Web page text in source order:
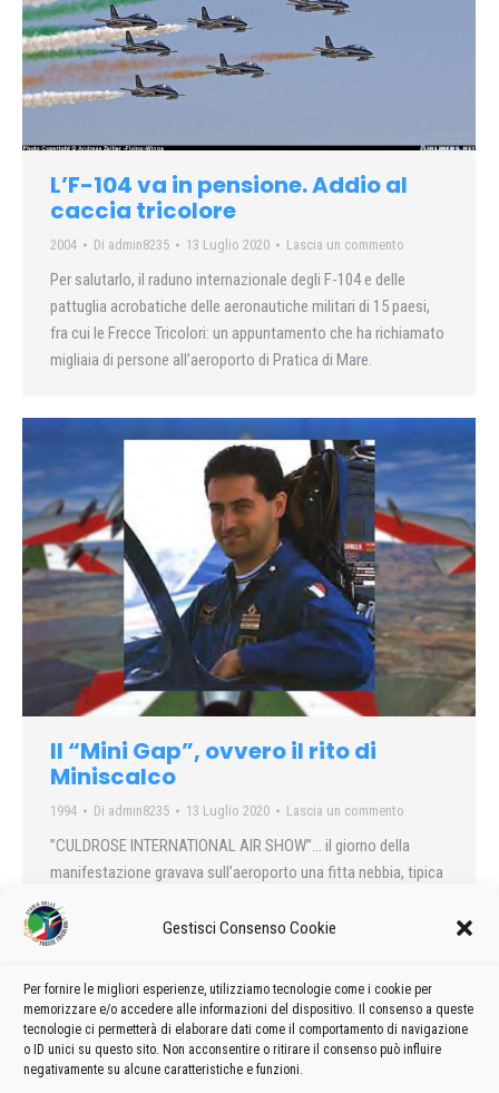
Gestisci Consenso Cookie
Per fornire le migliori esperienze, utilizziamo tecnologie come i cookie per
memorizzare e/o accedere alle informazioni del dispositivo. Il consenso a queste
tecnologie ci permetterà di elaborare dati come il comportamento di navigazione
o ID unici su questo sito. Non acconsentire o ritirare il consenso può influire
negativamente su alcune caratteristiche e funzioni.
L’F-104 va in pensione. Addio al
caccia tricolore
2004 Di admin8235 13 Luglio 2020 Lascia un commento
Per salutarlo, il raduno internazionale degli F-104 e delle
pattuglia acrobatiche delle aeronautiche militari di 15 paesi,
fra cui le Frecce Tricolori: un appuntamento che ha richiamato
migliaia di persone all’aeroporto di Pratica di Mare.
Il “Mini Gap”, ovvero il rito di
Miniscalco
1994 Di admin8235 13 Luglio 2020 Lascia un commento
”CULDROSE INTERNATIONAL AIR SHOW”… il giorno della
manifestazione gravava sull’aeroporto una fitta nebbia, tipica
della costa atlantica britannica. Lo show sembrava
compromesso e tanto più l’intervento della P.A.N..
← 1 … 54 55 56 57 58 …
→